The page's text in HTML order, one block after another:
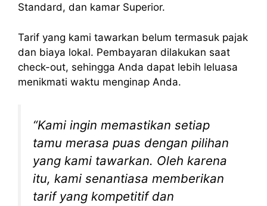
Standard, dan kamar Superior.
Tarif yang kami tawarkan belum termasuk pajak
dan biaya lokal. Pembayaran dilakukan saat
check-out, sehingga Anda dapat lebih leluasa
menikmati waktu menginap Anda.
“Kami ingin memastikan setiap
tamu merasa puas dengan pilihan
yang kami tawarkan. Oleh karena
itu, kami senantiasa memberikan
tarif yang kompetitif dan